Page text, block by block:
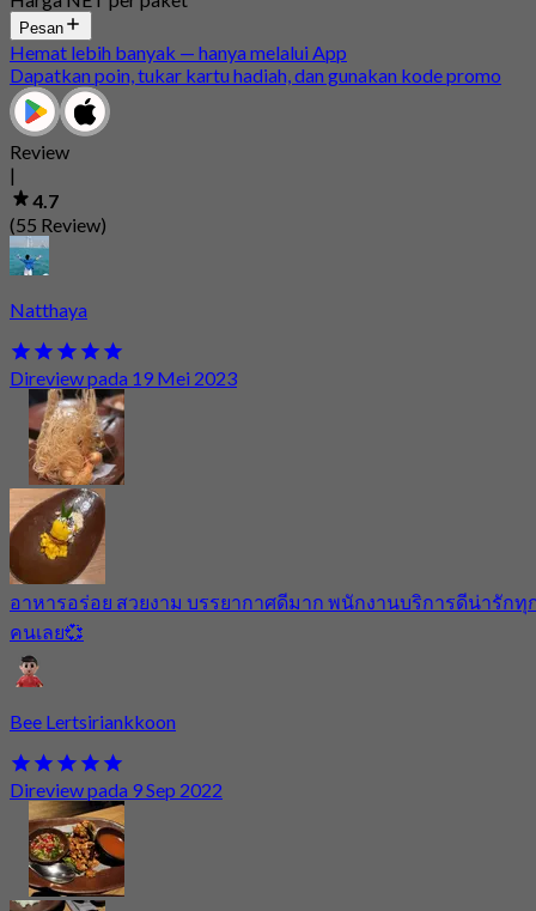
Pesan
Hemat lebih banyak — hanya melalui App
Dapatkan poin, tukar kartu hadiah, dan gunakan kode promo
Review
|
4.7
(55 Review)
Natthaya
Direview pada 19 Mei 2023
อาหารอร่อย สวยงาม บรรยากาศดีมาก พนักงานบริการดีน่ารักทุ
คนเลย💞
Bee Lertsiriankkoon
Direview pada 9 Sep 2022